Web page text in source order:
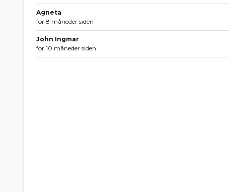
Agneta
for 8 måneder siden
John Ingmar
for 10 måneder siden